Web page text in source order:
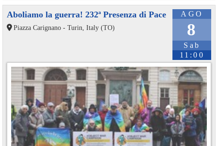
AGO
8
Sab
11:00
Aboliamo la guerra! 232ª Presenza di Pace
Piazza Carignano - Turin, Italy (TO)